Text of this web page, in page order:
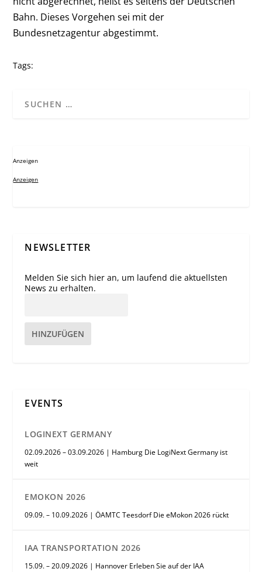
Bahn. Dieses Vorgehen sei mit der
Bundesnetzagentur abgestimmt.
Tags:
Anzeigen
Anzeigen
NEWSLETTER
Melden Sie sich hier an, um laufend die aktuellsten
News zu erhalten.
HINZUFÜGEN
EVENTS
LOGINEXT GERMANY
02.09.2026 – 03.09.2026 | Hamburg Die LogiNext Germany ist
weit
EMOKON 2026
09.09. – 10.09.2026 | ÖAMTC Teesdorf Die eMokon 2026 rückt
IAA TRANSPORTATION 2026
15.09. – 20.09.2026 | Hannover Erleben Sie auf der IAA